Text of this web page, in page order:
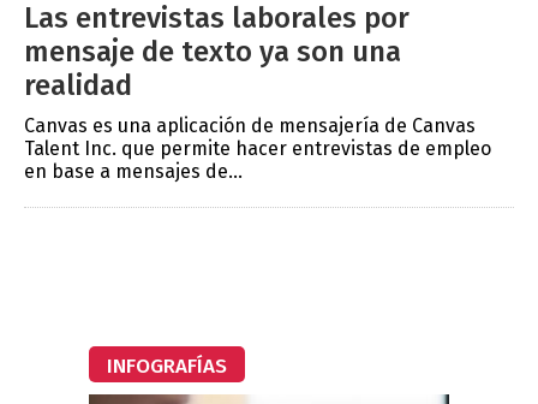
Las entrevistas laborales por
mensaje de texto ya son una
realidad
Canvas es una aplicación de mensajería de Canvas
Talent Inc. que permite hacer entrevistas de empleo
en base a mensajes de...
INFOGRAFÍAS